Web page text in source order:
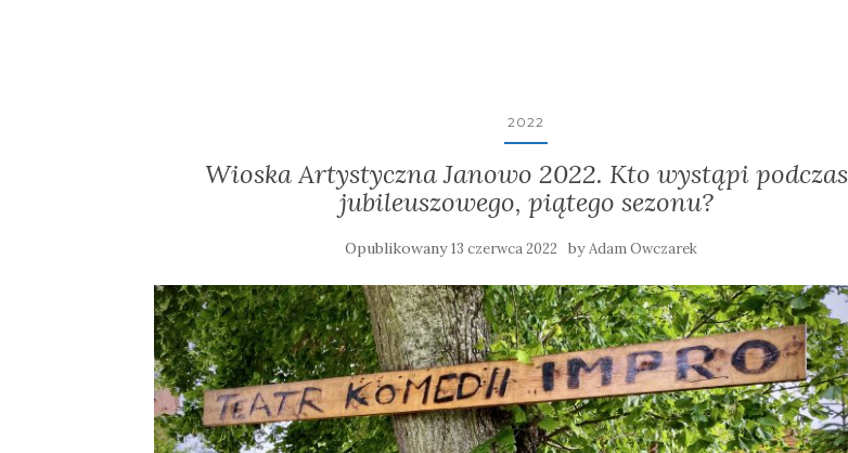
2022
Wioska Artystyczna Janowo 2022. Kto wystąpi podczas
jubileuszowego, piątego sezonu?
Opublikowany13 czerwca 2022 byAdam Owczarek